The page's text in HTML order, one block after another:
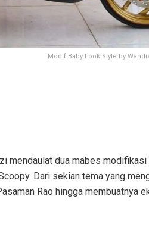
Modif Baby Look Style by
mendaulat dua mabes modifikasi
Dari sekian tema yang
Rao hingga membuatnya